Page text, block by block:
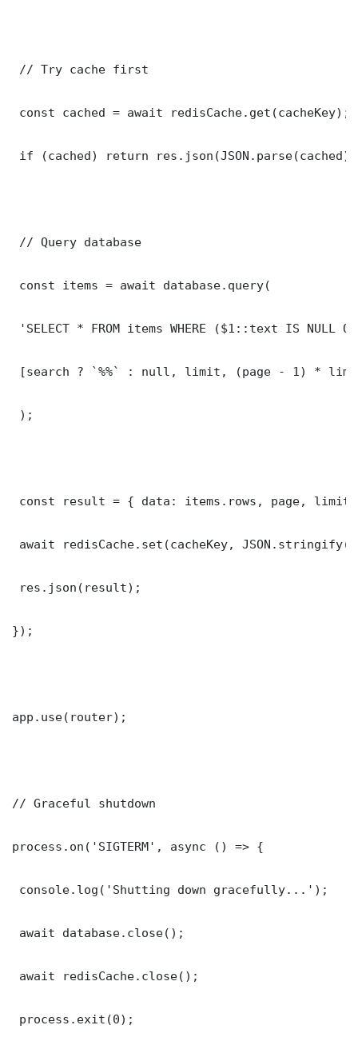
// Try cache first
const cached = await redisCache.get(cacheKey);
if (cached) return
// Query database
const items = await database.query(
'SELECT * FROM items WHERE ($1::text IS NULL
[search ? `%%` : null, limit, (page - 1) *
);
const result = { data: items.rows, page,
await redisCache.set(cacheKey,
res.json(result);
});
app.use(router);
// Graceful shutdown
process.on('SIGTERM', async () => {
console.log('Shutting down gracefully...');
await database.close();
await redisCache.close();
process.exit(0);